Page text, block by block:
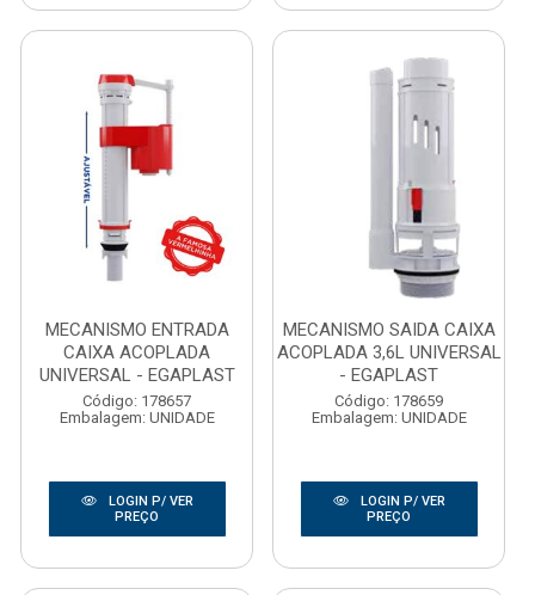
MECANISMO ENTRADA
CAIXA ACOPLADA
UNIVERSAL - EGAPLAST
Código: 178657
Embalagem: UNIDADE
LOGIN P/ VER
PREÇO
MECANISMO SAIDA CAIXA
ACOPLADA 3,6L UNIVERSAL
- EGAPLAST
Código: 178659
Embalagem: UNIDADE
LOGIN P/ VER
PREÇO